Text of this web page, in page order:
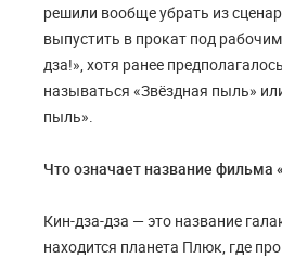
решили вообще убрать из
выпустить в прокат под
дза!», хотя ранее
называться «Звёздная пыль»
пыль».
Что означает название фильма
Кин-дза-дза — это название
находится планета Плюк, где